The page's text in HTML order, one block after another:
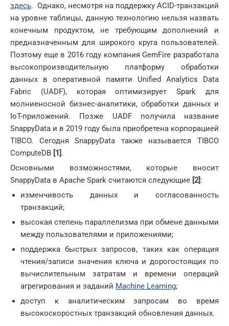
здесь. Однако, несмотря на поддержку ACID-транзакций
на уровне таблицы, данную технологию нельзя назвать
конечным продуктом, не требующим дополнений и
предназначенным для широкого круга пользователей.
Поэтому еще в 2016 году компания GemFire разработала
высокопроизводительную платформу обработки
данных в оперативной памяти Unified Analytics Data
Fabric (UADF), которая оптимизирует Spark для
молниеносной бизнес-аналитики, обработки данных и
IoT-приложений. Позже UADF получила название
SnappyData и в 2019 году была приобретена корпорацией
TIBCO. Сегодня SnappyData также называется TIBCO
ComputeDB [1].
Основными возможностями, которые вносит
SnappyData в Apache Spark считаются следующие [2]:
изменчивость данных и согласованность
транзакций;
высокая степень параллелизма при обмене данными
между пользователями и приложениями;
поддержка быстрых запросов, таких как операция
чтения/записи значения ключа и дорогостоящих по
вычислительным затратам и времени операций
агрегирования и заданий Machine Learning;
доступ к аналитическим запросам во время
высокоскоростных транзакций обновления данных.